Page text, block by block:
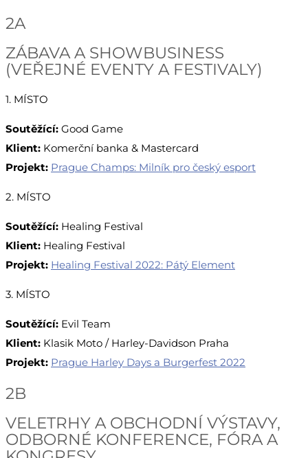
2A
ZÁBAVA A SHOWBUSINESS
(VEŘEJNÉ EVENTY A FESTIVALY)
1. MÍSTO
Soutěžící: Good Game
Klient: Komerční banka & Mastercard
Projekt: Prague Champs: Milník pro český esport
2. MÍSTO
Soutěžící: Healing Festival
Klient: Healing Festival
Projekt: Healing Festival 2022: Pátý Element
3. MÍSTO
Soutěžící: Evil Team
Klient: Klasik Moto / Harley-Davidson Praha
Projekt: Prague Harley Days a Burgerfest 2022
2B
VELETRHY A OBCHODNÍ VÝSTAVY,
ODBORNÉ KONFERENCE, FÓRA A